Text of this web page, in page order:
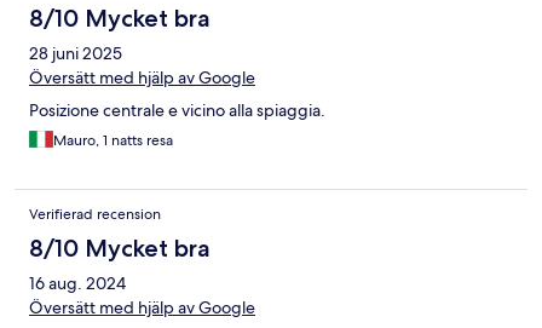
8/10 Mycket bra
28 juni 2025
Översätt med hjälp av Google
Posizione centrale e vicino alla spiaggia.
Mauro, 1 natts resa
Verifierad recension
8/10 Mycket bra
16 aug. 2024
Översätt med hjälp av Google